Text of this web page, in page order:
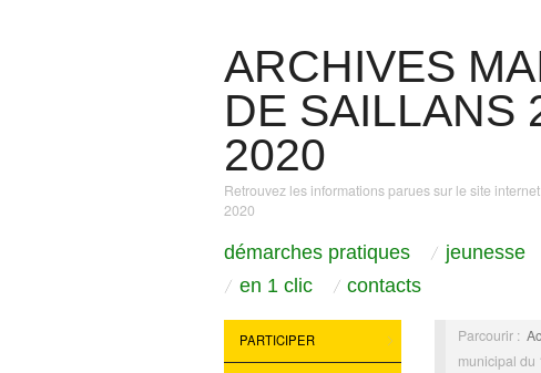
ARCHIVES
DE SAILLANS
2020
Retrouvez les informations parues sur le site
2020
démarches pratiques jeunesse
en 1 clic
contacts
PARTICIPER Parcourir :
municipal du